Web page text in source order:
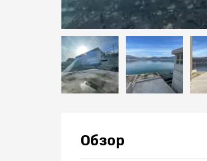
Обзор